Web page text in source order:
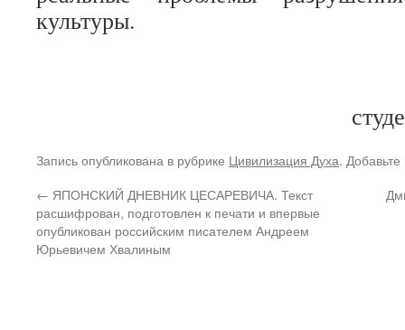
культуры.
Запись опубликована в рубрике Цивилизация Духа.
← ЯПОНСКИЙ ДНЕВНИК ЦЕСАРЕВИЧА. Текст
расшифрован, подготовлен к печати и впервые
опубликован российским писателем Андреем
Юрьевичем Хвалиным